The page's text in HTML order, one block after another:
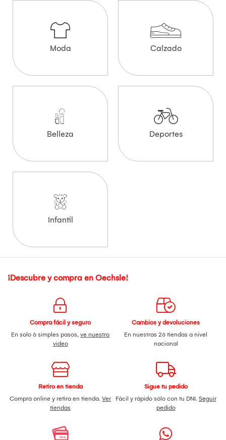
Moda Calzado
Belleza Deportes
Infantil
¡Descubre y compra en Oechsle!
Compra fácil y seguro
En solo 6 simples pasos, ve nuestro
video
Cambios y devoluciones
En nuestras 26 tiendas a nivel
nacional
Retiro en tienda
Compra online y retira en tienda. Ver
tiendas
Sigue tu pedido
Fácil y rápido sólo con tu DNI. Seguir
pedido